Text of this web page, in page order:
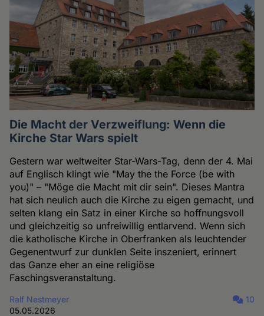
Die Macht der Verzweiflung: Wenn die
Kirche Star Wars spielt
Gestern war weltweiter Star-Wars-Tag, denn der 4. Mai
auf Englisch klingt wie "May the the Force (be with
you)" – "Möge die Macht mit dir sein". Dieses Mantra
hat sich neulich auch die Kirche zu eigen gemacht, und
selten klang ein Satz in einer Kirche so hoffnungsvoll
und gleichzeitig so unfreiwillig entlarvend. Wenn sich
die katholische Kirche in Oberfranken als leuchtender
Gegenentwurf zur dunklen Seite inszeniert, erinnert
das Ganze eher an eine religiöse
Faschingsveranstaltung.
Ralf Nestmeyer
05.05.2026
10